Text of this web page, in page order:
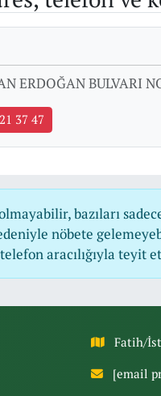
ERDOĞAN BULVARI
37 47
bazıları
nöbete
aracılığıyla teyit
Fatih/
[email